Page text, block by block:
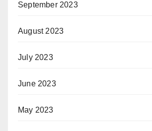
September 2023
August 2023
July 2023
June 2023
May 2023